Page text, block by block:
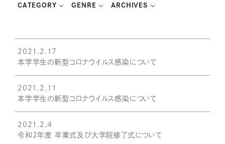
CATEGORY GENRE ARCHIVES
2021.2.17
本学学生の新型コロナウイルス感染について
2021.2.11
本学学生の新型コロナウイルス感染について
2021.2.4
令和2年度 卒業式及び大学院修了式について